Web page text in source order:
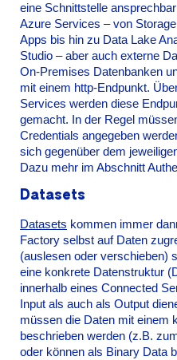
eine Schnittstelle
Azure Services – von
Apps bis hin zu Data Lake
Studio – aber auch externe
On-Premises Datenbanken
mit einem http-Endpunkt.
Services werden diese
gemacht. In der Regel
Credentials angegeben
sich gegenüber dem
Dazu mehr im Abschnitt
Datasets
Datasets kommen immer
Factory selbst auf Daten
(auslesen oder verschieben)
eine konkrete Datenstruktur
innerhalb eines Connected
Input als auch als Output
müssen die Daten mit einem
beschrieben werden (z.B.
oder können als Binary Data